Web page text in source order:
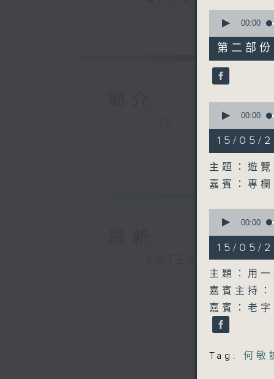
seconds
55
minutes,
9
seconds
90%
00:00
第二部
seconds
16
minutes,
35
seconds
90%
00:00
15/05/
主題：遊
嘉賓：專
seconds
54
minutes,
59
seconds
90%
00:00
15/05/
主題：用
嘉賓主持
嘉賓：老
Tag: 何敏